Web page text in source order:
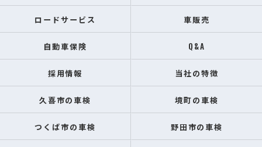
ロードサービス 車販売
自動車保険 Q&A
採用情報 当社の特徴
久喜市の車検 境町の車検
つくば市の車検 野田市の車検